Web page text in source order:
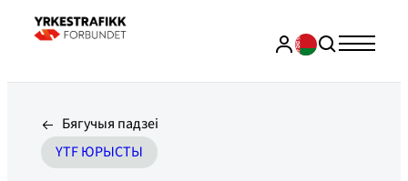
Бягучыя падзеі
YTF ЮРЫСТЫ